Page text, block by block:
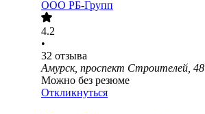
ООО РБ-Групп
4.2
•
32 отзыва
Амурск, проспект Строителей, 48
Можно без резюме
Откликнуться